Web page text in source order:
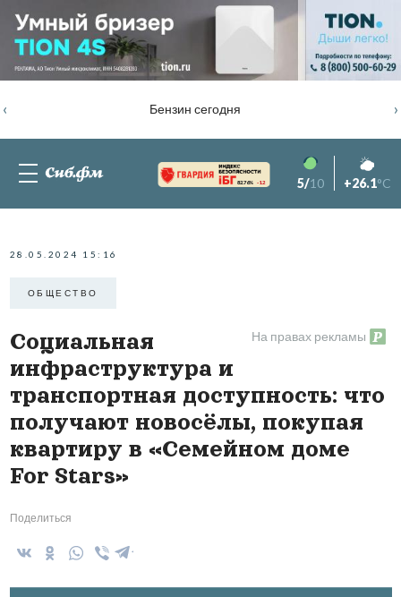
Бензин сегодня
‹ ›
82.76% -1.2 5/10 +26.1°C
28.05.2024 15:16
ОБЩЕСТВО
На правах рекламы
Социальная
инфраструктура и
транспортная доступность: что
получают новосёлы, покупая
квартиру в «Семейном доме
For Stars»
Поделиться